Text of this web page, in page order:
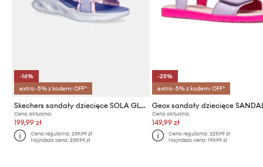
-16%
extra -5% z kodem: OFF*
Skechers sandały dziecięce SOLA GLOW SANDAL
Cena aktualna:
199,99 zł
Cena regularna:239,99 zł
Najniższa cena:239,99 zł
-25%
extra -5% z kodem: OFF*
Cena aktualna:
149,99 zł
Cena regularna: 229,99 zł
Najniższa cena: 199,99 zł